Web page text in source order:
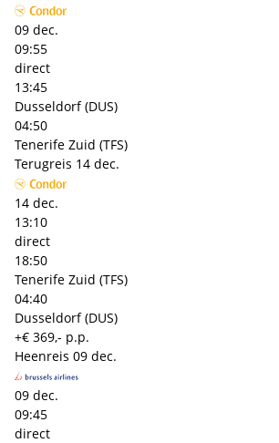
09 dec.
09:55
direct
13:45
Dusseldorf (DUS)
04:50
Tenerife Zuid (TFS)
Terugreis 14 dec.
14 dec.
13:10
direct
18:50
Tenerife Zuid (TFS)
04:40
Dusseldorf (DUS)
+€ 369,- p.p.
Heenreis 09 dec.
09 dec.
09:45
direct